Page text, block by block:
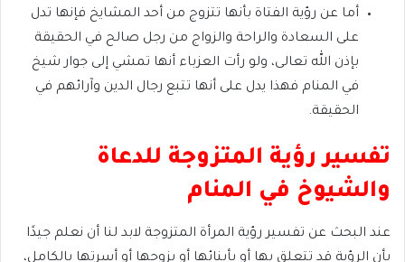
أما عن رؤية الفتاة بأنها تتزوج من أحد المشايخ فإنها تدل
على السعادة والراحة والزواج من رجل صالح في الحقيقة
بإذن الله تعالى، ولو رأت العزباء أنها تمشي إلى جوار شيخ
في المنام فهذا يدل على أنها تتبع رجال الدين وآرائهم في
الحقيقة.
تفسير رؤية المتزوجة للدعاة
والشيوخ في المنام
عند البحث عن تفسير رؤية المرأة المتزوجة لابد لنا أن نعلم جيدًا
بأن الرؤية قد تتعلق بها أو بأبنائها أو بزوجها أو أسرتها بالكامل،